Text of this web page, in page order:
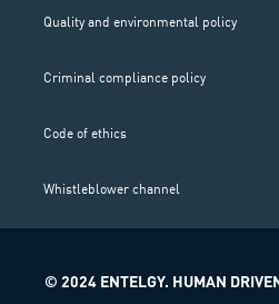
Quality and environmental policy
Criminal compliance policy
Code of ethics
Whistleblower channel
© 2024 ENTELGY. HUMAN